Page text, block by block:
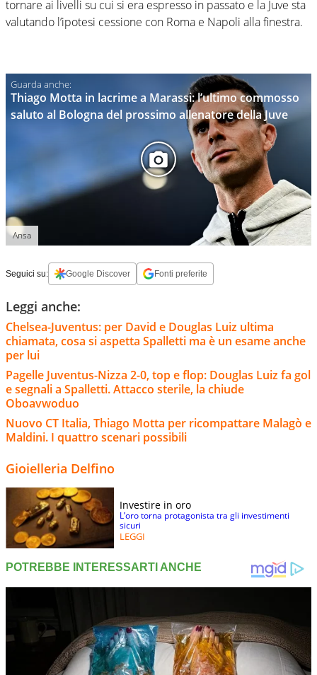
tornare ai livelli su cui si era espresso in passato e la Juve sta
valutando l’ipotesi cessione con Roma e Napoli alla finestra.
Thiago Motta in lacrime a Marassi: l’ultimo commosso
saluto al Bologna del prossimo allenatore della Juve
Ansa
Seguici su: Google Discover Fonti preferite
Leggi anche:
Chelsea-Juventus: per David e Douglas Luiz ultima
chiamata, cosa si aspetta Spalletti ma è un esame anche
per lui
Pagelle Juventus-Nizza 2-0, top e flop: Douglas Luiz fa gol
e segnali a Spalletti. Attacco sterile, la chiude
Oboavwoduo
Nuovo CT Italia, Thiago Motta per ricompattare Malagò e
Maldini. I quattro scenari possibili
Gioielleria Delfino
Investire in oro
L’oro torna protagonista tra gli investimenti
sicuri
LEGGI